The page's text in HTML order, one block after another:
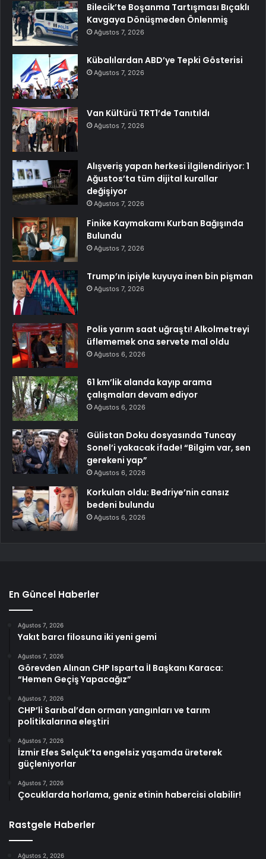
Bilecik’te Boşanma Tartışması Bıçaklı
Kavgaya Dönüşmeden Önlenmiş
Ağustos 7, 2026
Kübalılardan ABD’ye Tepki Gösterisi
Ağustos 7, 2026
Van Kültürü TRT1’de Tanıtıldı
Ağustos 7, 2026
Alışveriş yapan herkesi ilgilendiriyor: 1
Ağustos’ta tüm dijital kurallar
değişiyor
Ağustos 7, 2026
Finike Kaymakamı Kurban Bağışında
Bulundu
Ağustos 7, 2026
Trump’ın ipiyle kuyuya inen bin pişman
Ağustos 7, 2026
Polis yarım saat uğraştı! Alkolmetreyi
üflememek ona servete mal oldu
Ağustos 6, 2026
61 km’lik alanda kayıp arama
çalışmaları devam ediyor
Ağustos 6, 2026
Gülistan Doku dosyasında Tuncay
Sonel’i yakacak ifade! “Bilgim var, sen
gerekeni yap”
Ağustos 6, 2026
Korkulan oldu: Bedriye’nin cansız
bedeni bulundu
Ağustos 6, 2026
En Güncel Haberler
Ağustos 7, 2026
Yakıt barcı filosuna iki yeni gemi
Ağustos 7, 2026
Görevden Alınan CHP Isparta İl Başkanı Karaca:
“Hemen Geçiş Yapacağız”
Ağustos 7, 2026
CHP’li Sarıbal’dan orman yangınları ve tarım
politikalarına eleştiri
Ağustos 7, 2026
İzmir Efes Selçuk’ta engelsiz yaşamda üreterek
güçleniyorlar
Ağustos 7, 2026
Çocuklarda horlama, geniz etinin habercisi olabilir!
Rastgele Haberler
Ağustos 2, 2026